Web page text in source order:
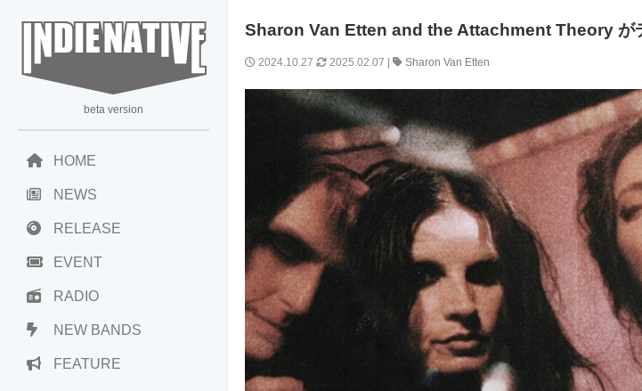
beta version
HOME
NEWS
RELEASE
EVENT
RADIO
NEW BANDS
FEATURE
Sharon Van Etten and the Attachment Theory が
2024.10.27 2025.02.07 | Sharon Van Etten